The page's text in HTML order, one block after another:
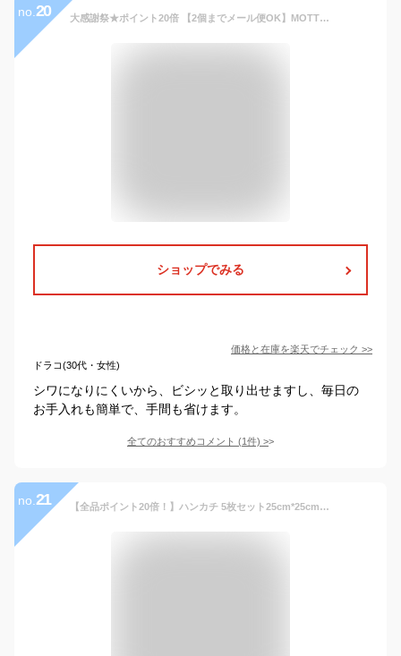
no. 20 大感謝祭★ポイント20倍 【2個までメール便OK】MOTTERUポケスク タオルヘム加工 抗菌 防臭 吸水 バンブーレーヨン しわになりにくい 軽量 シンプル ビジネス 男女兼用 モッテル ポケットスクエア 無地
ショップでみる
価格と在庫を楽天でチェック >>
ドラコ(30代・女性)
シワになりにくいから、ビシッと取り出せますし、毎日の
お手入れも簡単で、手間も省けます。
全てのおすすめコメント (1件) >
no. 21 【全品ポイント20倍！】ハンカチ 5枚セット25cm*25cm コットン100％ メンズウーノ ハンカチ メンズ タオル 無地 プレゼント ブランド ギフト 柄ハンカチ セット タオルハンカチ メンズ レディース 【code1】 父の日